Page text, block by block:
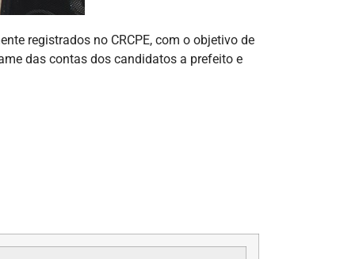
registrados no CRCPE, com o objetivo de
das contas dos candidatos a prefeito e